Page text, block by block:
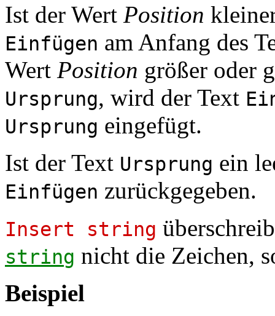
Ist der Wert Position
Einfügen am Anfang des
Wert Position größer oder
Ursprung, wird der Text
Ursprung eingefügt.
Ist der Text Ursprung ein
Einfügen zurückgegeben.
Insert string
string nicht die Zeichen,
Beispiel